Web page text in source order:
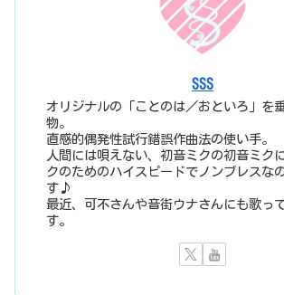
SSS
オリジナルの「ことのは／おといろ」を
物。
直感的偶発性試行錯誤作曲法の使い手。
人間には唄えない、初音ミクの初音ミク
クのためのハイスピードでノンブレスな
す♪
最近、可不さんや音街ウナさんにも歌っ
す。